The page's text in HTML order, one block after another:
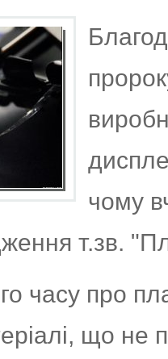
чому
т.зв.
часу про
що не